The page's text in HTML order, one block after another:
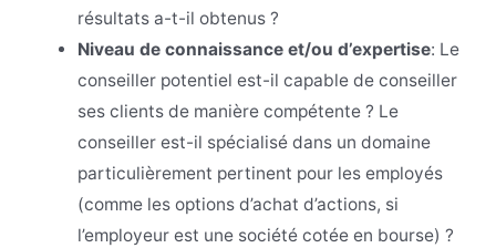
résultats a-t-il obtenus ?
Niveau de connaissance et/ou d’expertise: Le
conseiller potentiel est-il capable de conseiller
ses clients de manière compétente ? Le
conseiller est-il spécialisé dans un domaine
particulièrement pertinent pour les employés
(comme les options d’achat d’actions, si
l’employeur est une société cotée en bourse) ?